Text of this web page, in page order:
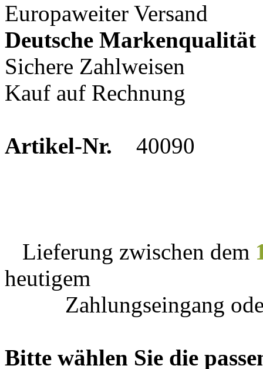
Europaweiter Versand
Deutsche Markenqualität
Sichere Zahlweisen
Kauf auf Rechnung
Artikel-Nr. 40090
Lieferung zwischen dem
heutigem
Zahlungseingang
Bitte wählen Sie die